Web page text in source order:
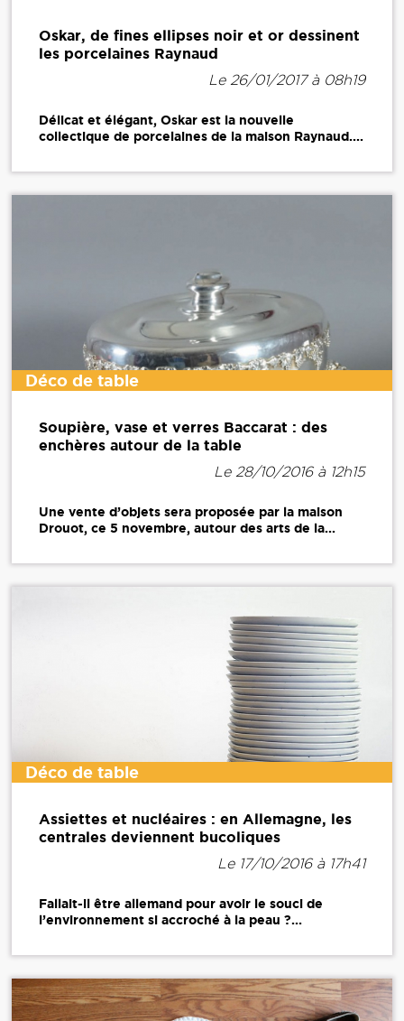
Oskar, de fines ellipses noir et or dessinent
les porcelaines Raynaud
Le 26/01/2017 à 08h19
Délicat et élégant, Oskar est la nouvelle
collectique de porcelaines de la maison Raynaud....
Déco de table
Soupière, vase et verres Baccarat : des
enchères autour de la table
Le 28/10/2016 à 12h15
Une vente d’objets sera proposée par la maison
Drouot, ce 5 novembre, autour des arts de la...
Déco de table
Assiettes et nucléaires : en Allemagne, les
centrales deviennent bucoliques
Le 17/10/2016 à 17h41
Fallait-il être allemand pour avoir le souci de
l’environnement si accroché à la peau ?...